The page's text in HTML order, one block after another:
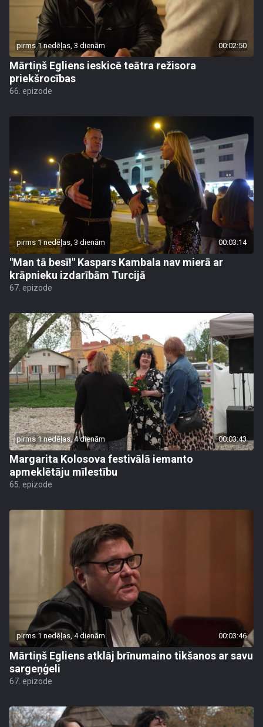
pirms 1 nedēļas, 3 dienām 00:02:50
Mārtiņš Egliens ieskicē teātra režisora
priekšrocības
66. epizode
pirms 1 nedēļas, 3 dienām 00:03:14
"Man tā besī!" Kaspars Kambala nav mierā ar
krāpnieku izdarībām Turcijā
67. epizode
pirms 1 nedēļas, 4 dienām 00:03:43
Margarita Kolosova festivālā iemanto
apmeklētāju mīlestību
65. epizode
pirms 1 nedēļas, 4 dienām 00:03:46
Mārtiņš Egliens atklāj brīnumaino tikšanos ar savu
sargeņģeli
67. epizode